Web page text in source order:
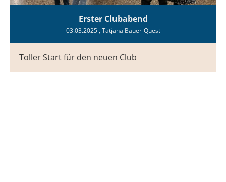
Erster Clubabend
03.03.2025, Tatjana Bauer-Quest
Toller Start für den neuen Club